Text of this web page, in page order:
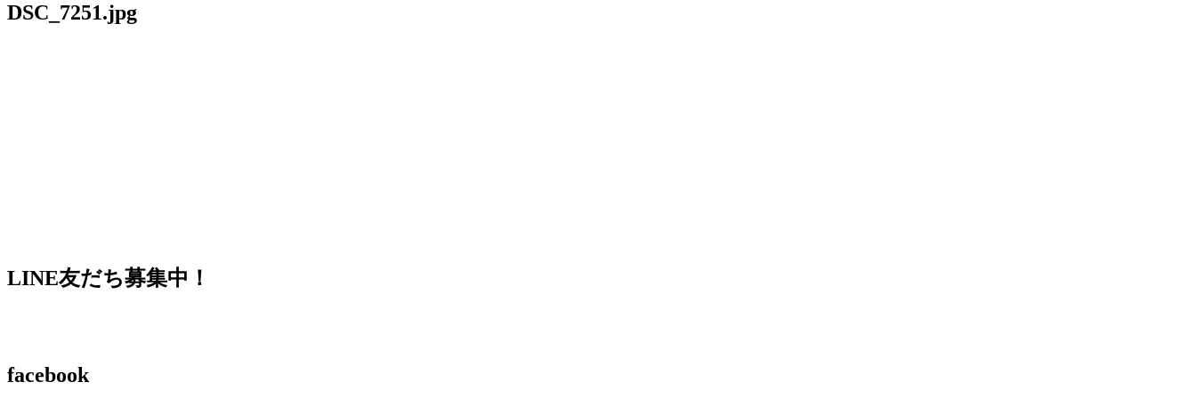
DSC_7251.jpg
LINE友だち募集中！
facebook